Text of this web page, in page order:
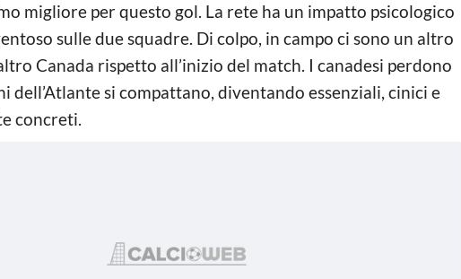
migliore per questo gol. La rete ha un impatto psicologico
sulle due squadre. Di colpo, in campo ci sono un altro
Canada rispetto all’inizio del match. I canadesi perdono
dell’Atlante si compattano, diventando essenziali, cinici e
concreti.